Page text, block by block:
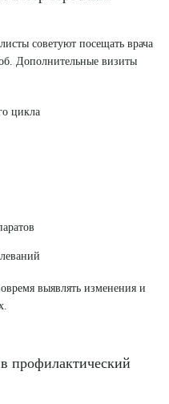
советуют посещать врача
Дополнительные визиты
цикла
выявлять изменения и
профилактический